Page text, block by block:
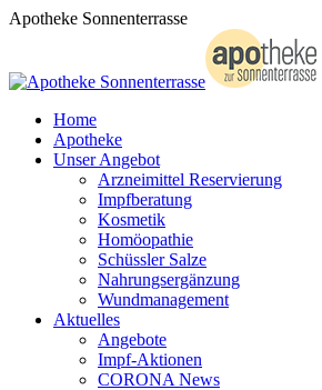
Zum
Apotheke Sonnenterrasse
Home
Apotheke
Unser Angebot
Arzneimittel Reservierung
Impfberatung
Kosmetik
Homöopathie
Schüssler Salze
Nahrungsergänzung
Wundmanagement
Aktuelles
Angebote
Impf-Aktionen
CORONA News